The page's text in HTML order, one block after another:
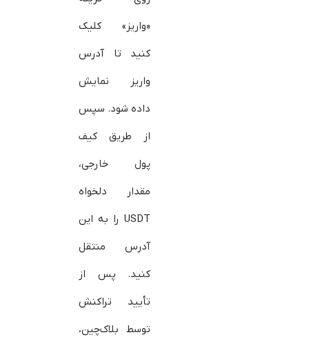
«واریز» کلیک
کنید تا آدرس
واریز نمایش
داده شود. سپس
از طریق کیف
پول خارجی،
مقدار دلخواه
USDT را به این
آدرس منتقل
کنید. پس از
تأیید تراکنش
توسط بلاک‌چین،